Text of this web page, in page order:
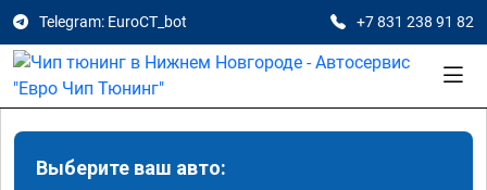
Telegram: EuroCT_bot +7 831 238 91 82
Выберите ваш авто: